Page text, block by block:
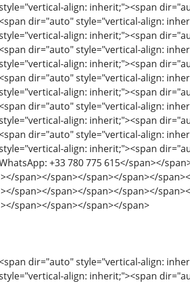
align: inherit;"><span
dir="auto" style="vertical-align:
align: inherit;"><span
dir="auto" style="vertical-align:
align: inherit;"><span
dir="auto" style="vertical-align:
align: inherit;"><span
dir="auto" style="vertical-align:
align: inherit;"><span
dir="auto" style="vertical-align:
align: inherit;"><span
+33 780 775 615</span></
span></span></span></span></
span></span></span></span></
span></span></span></span>
dir="auto" style="vertical-align:
align: inherit;"><span